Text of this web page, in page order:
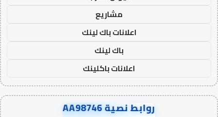
مشاريع
اعلانات باك لينك
باك لينك
اعلانات باكلينك
روابط نصية AA98746